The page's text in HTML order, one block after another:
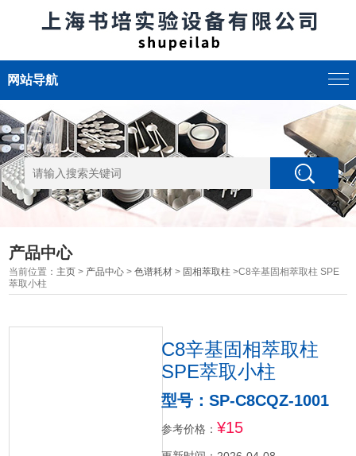
网站导航
产品中心
当前位置： 主页 > 产品中心 >色谱耗材 > 固相萃取柱 >C8辛基固相萃取柱 SPE
萃取小柱
C8辛基固相萃取柱
SPE萃取小柱
型号：SP-C8CQZ-1001
参考价格： ¥15